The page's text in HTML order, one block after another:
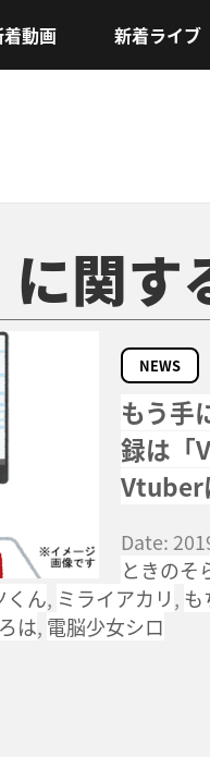
動画 新着ライブ
に関す
NEWS
もう手
録は「
Vtuber
Date:
ときのそ
くん, ミライアカリ, も
は, 電脳少女シロ